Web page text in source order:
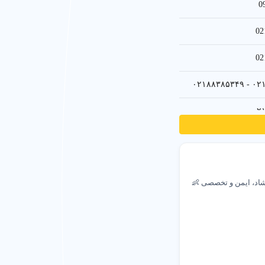
شهر اینترنتی برای یافتن
آفاق در ستارخان منطقه ۲ 🌼 محیط شاد، ایمن و تخصصی 👶